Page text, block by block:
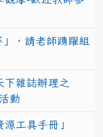
，請老師踴躍組
下雜誌辦理之
動
工具手冊」